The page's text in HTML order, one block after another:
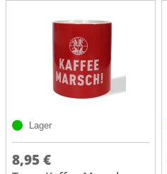
Lager
8,95 €